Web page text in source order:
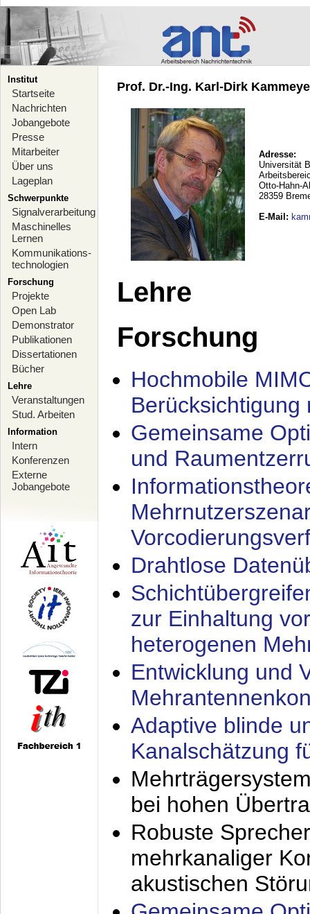
Institut
Startseite
Nachrichten
Jobangebote
Presse
Mitarbeiter
Über uns
Lageplan
Schwerpunkte
Signalverarbeitung
Maschinelles
Lernen
Kommunikations-
technologien
Forschung
Projekte
Open Lab
Demonstrator
Publikationen
Dissertationen
Bücher
Lehre
Veranstaltungen
Stud. Arbeiten
Information
Intern
Konferenzen
Externe
Jobangebote
Prof. Dr.-Ing. Karl-Dirk
Adresse:
Universität
Otto-Hahn-
28359
E-Mail :
Lehre
Forschung
Hochmobile
Berücksichtigung
Gemeinsame
und
Drahtlose
zur Einhaltung
heterogenen
Entwicklung und
Adaptive blinde
Kanalschätzung
bei hohen
Robuste
mehrkanaliger
akustischen